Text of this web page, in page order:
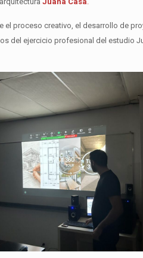
el proceso creativo, el desarrollo de
del ejercicio profesional del estudio